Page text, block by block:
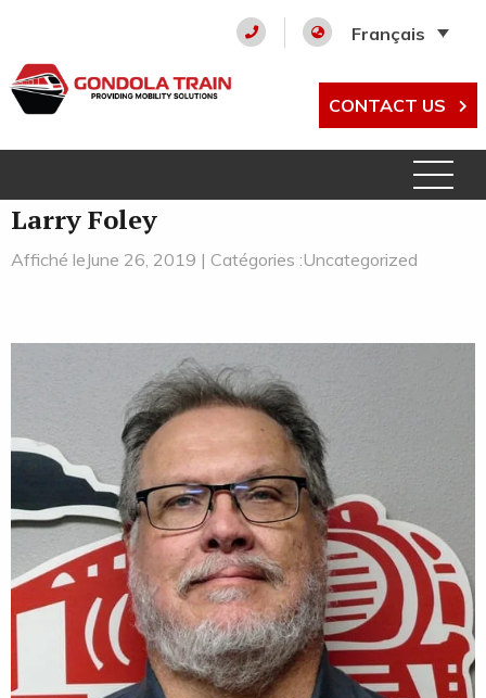
Français
CONTACT US
Larry Foley
Affiché leJune 26, 2019 | Catégories :Uncategorized